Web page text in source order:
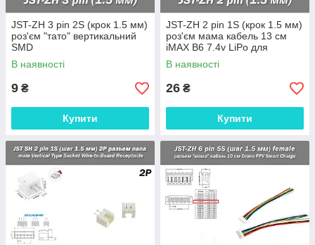
JST-ZH 3 pin 2S (крок 1.5 мм)
роз'єм "тато" вертикальний
SMD
В наявності
9 ₴
Купити
JST-ZH 2 pin 1S (крок 1.5 мм)
роз'єм мама кабель 13 см
iMAX B6 7.4v LiPo для
балансування
В наявності
26 ₴
Купити